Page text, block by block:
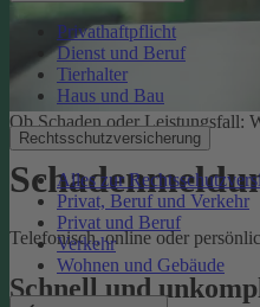
Privathaftpflicht
Dienst und Beruf
Tierhalter
Haus und Bau
Rechtsschutzversicherung
Alles zur
Privat, Beruf und Verkehr
Privat und Beruf
Verkehr
Wohnen und Gebäude
Ob Schaden oder Leistungsfall:
Telefonisch, online oder
Schnell und